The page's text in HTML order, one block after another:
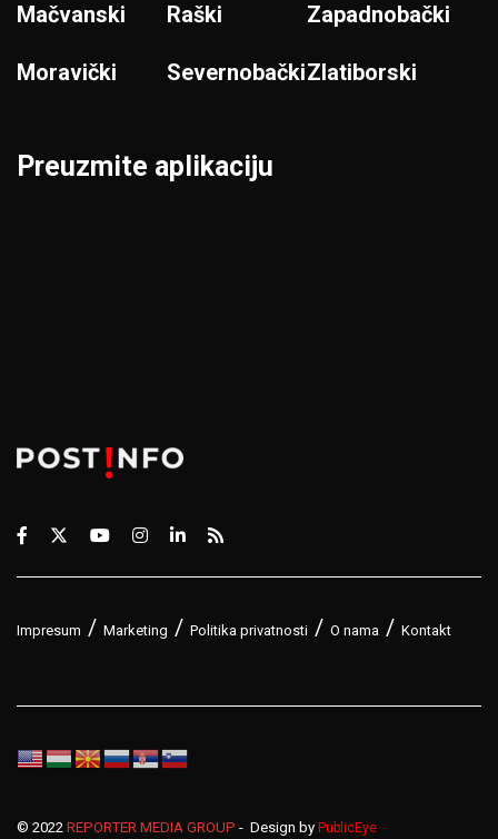
Mačvanski
Moravički
Raški
Severnobački
Zapadnobački
Zlatiborski
Preuzmite aplikaciju
Impresum Marketing Politika privatnosti O nama Kontakt
© 2022 REPORTER MEDIA GROUP - Design by PublicEye